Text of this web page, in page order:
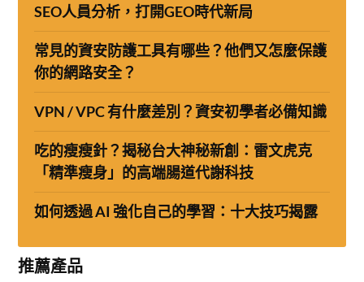
SEO人員分析，打開GEO時代新局
常見的資安防護工具有哪些？他們又怎麼保護
你的網路安全？
VPN / VPC 有什麼差別？資安初學者必備知識
吃的瘦瘦針？揭秘台大神秘新創：雷文虎克
「精準瘦身」的高端腸道代謝科技
如何透過 AI 強化自己的學習：十大技巧揭露
推薦產品